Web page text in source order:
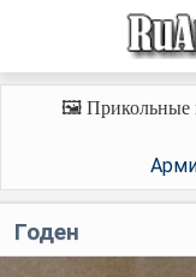
🖼️ Прикольные
Годен